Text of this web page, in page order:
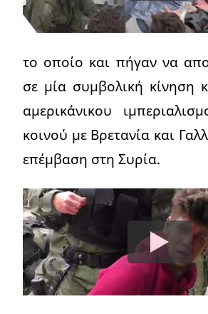
το οποίο και πήγαν να
σε μία συμβολική κίνηση
αμερικάνικου
κοινού με Βρετανία και
επέμβαση στη Συρία.